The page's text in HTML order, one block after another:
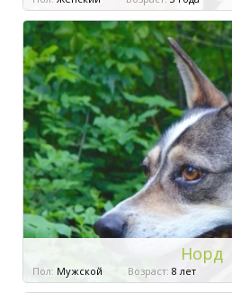
Норд
Пол: Мужской Возраст: 8 лет